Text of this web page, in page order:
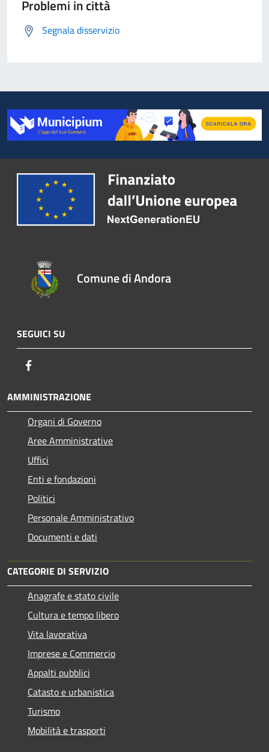
Problemi in città
Segnala disservizio
Comune di Andora
SEGUICI SU
AMMINISTRAZIONE
Organi di Governo
Aree Amministrative
Uffici
Enti e fondazioni
Politici
Personale Amministrativo
Documenti e dati
CATEGORIE DI SERVIZIO
Anagrafe e stato civile
Cultura e tempo libero
Vita lavorativa
Imprese e Commercio
Appalti pubblici
Catasto e urbanistica
Turismo
Mobilità e trasporti